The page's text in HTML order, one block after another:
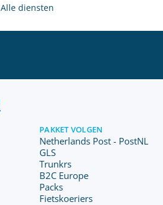
Alle diensten
PAKKET VOLGEN
Netherlands Post - PostNL
GLS
Trunkrs
B2C Europe
Packs
Fietskoeriers